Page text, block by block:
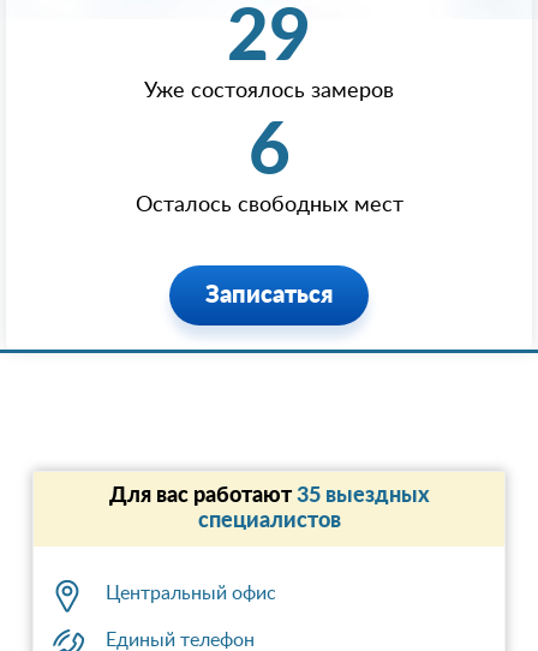
29
Уже состоялось замеров
6
Осталось свободных мест
Записаться
Для вас работают35 выездных
специалистов
Центральный офис
Единый телефон